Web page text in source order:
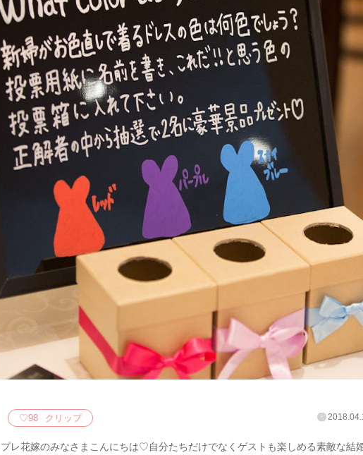
♡98 クリップ
プレ花嫁のみなさまこんにちは♡自分たちだけでなくゲストも楽しめる素敵な結